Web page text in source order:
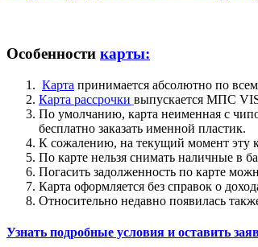
Особенности карты:
Карта принимается абсолютно по
Карта рассрочки выпускается МПС
По умолчанию, карта неименная с
бесплатно заказать именной пластик.
К сожалению, на текущий момент эту
По карте нельзя снимать наличные в
Погасить задолженность по карте
Карта оформляется без справок о
Относительно недавно появилась
Узнать подробные условия и оставить